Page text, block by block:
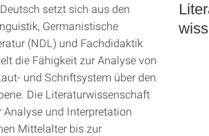
setzt sich aus den
Germanistische
(NDL) und Fachdidaktik
die Fähigkeit zur Analyse von
und Schriftsystem über den
Die Literaturwissenschaft
und Interpretation
Mittelalter bis zur